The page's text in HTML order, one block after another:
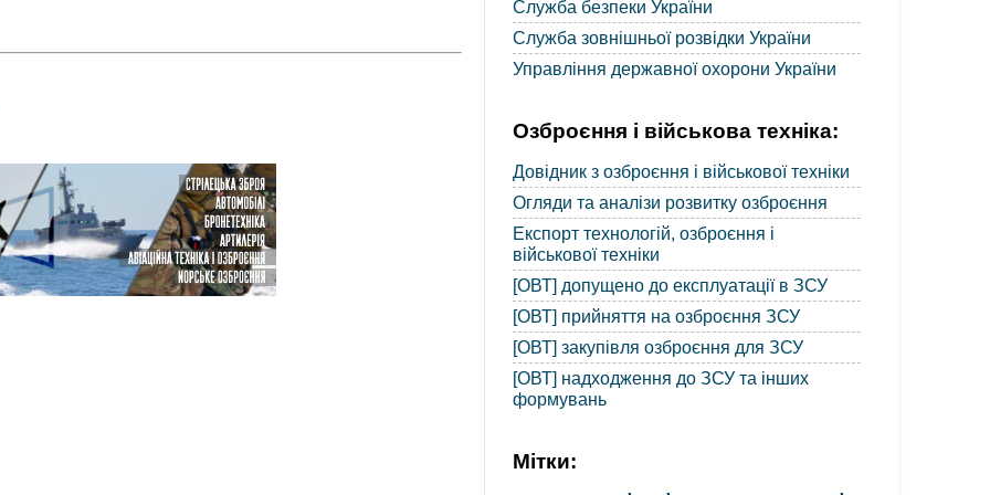
Служба безпеки України
Служба зовнішньої розвідки України
Управління державної охорони України
Озброєння і військова техніка:
Довідник з озброєння і військової техніки
Огляди та аналізи розвитку озброєння
Експорт технологій, озброєння і
військової техніки
[ОВТ] допущено до експлуатації в ЗСУ
[ОВТ] прийняття на озброєння ЗСУ
[ОВТ] закупівля озброєння для ЗСУ
[ОВТ] надходження до ЗСУ та інших
формувань
Мітки: